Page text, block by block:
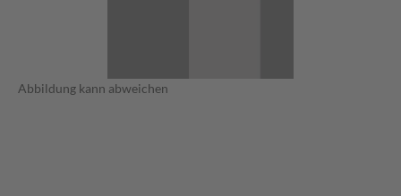
Abbildung kann abweichen